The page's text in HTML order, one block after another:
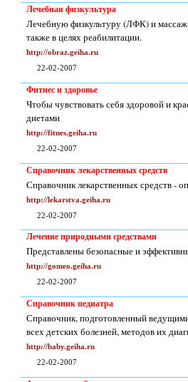
Лечебная физкультура
Лечебную физкультуру (ЛФК) и массаж
также в целях реабилитации.
http://obraz.geiha.ru
22-02-2007
Фитнес и здоровье
Чтобы чувствовать себя здоровой и
диетами
http://fitnes.geiha.ru
22-02-2007
Справочник лекарственных средств
Справочник лекарственных средств -
http://lekarstva.geiha.ru
22-02-2007
Лечение природными средствами
Представлены безопасные и
http://gomeo.geiha.ru
22-02-2007
Справочник педиатра
Справочник, подготовленный
всех детских болезней, методов их
http://baby.geiha.ru
22-02-2007